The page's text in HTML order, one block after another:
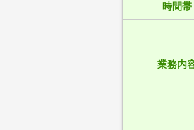
時間帯
業務内